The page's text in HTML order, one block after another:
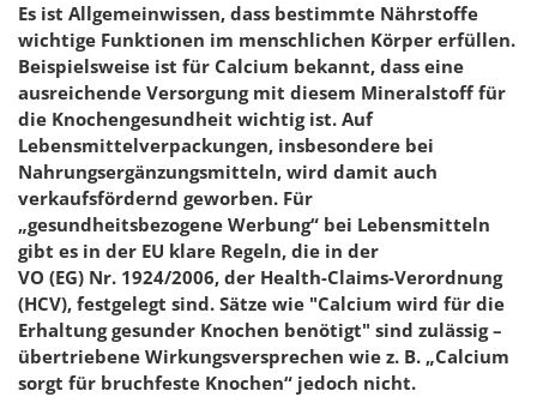
Es ist Allgemeinwissen, dass bestimmte Nährstoffe
wichtige Funktionen im menschlichen Körper erfüllen.
Beispielsweise ist für Calcium bekannt, dass eine
ausreichende Versorgung mit diesem Mineralstoff für
die Knochengesundheit wichtig ist. Auf
Lebensmittelverpackungen, insbesondere bei
Nahrungsergänzungsmitteln, wird damit auch
verkaufsfördernd geworben. Für
„gesundheitsbezogene Werbung“ bei Lebensmitteln
gibt es in der EU klare Regeln, die in der
VO (EG) Nr. 1924/2006, der Health-Claims-Verordnung
(HCV), festgelegt sind. Sätze wie "Calcium wird für die
Erhaltung gesunder Knochen benötigt" sind zulässig –
übertriebene Wirkungsversprechen wie z. B. „Calcium
sorgt für bruchfeste Knochen“ jedoch nicht.